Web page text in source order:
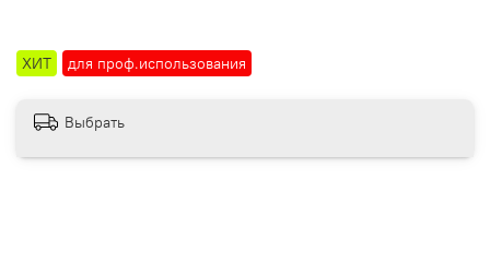
ХИТ для проф.использования
Выбрать